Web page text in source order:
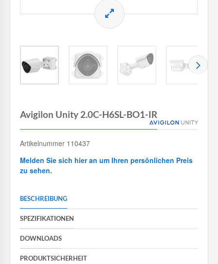
Avigilon Unity 2.0C-H6SL-BO1-IR
Artikelnummer 110437
Melden Sie sich hier an um Ihren persönlichen Preis
zu sehen.
BESCHREIBUNG
SPEZIFIKATIONEN
DOWNLOADS
PRODUKTSICHERHEIT